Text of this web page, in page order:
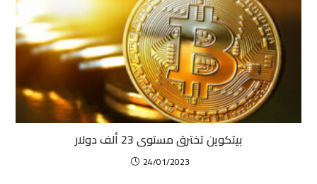
بيتكوين تخترق مستوى 23 ألف دولار
24/01/2023